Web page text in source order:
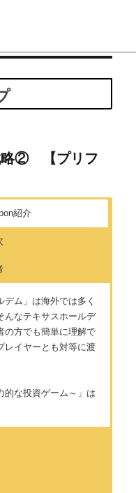
略② 【プリフ
紹介
ム」は海外では多く
んなテキサスホールデ
の方でも簡単に理解で
レイヤーとも対等に渡
的な投資ゲーム～」は